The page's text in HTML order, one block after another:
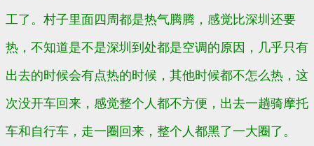
工了。村子里面四周都是热气腾腾，感觉比深圳还要
热，不知道是不是深圳到处都是空调的原因，几乎只有
出去的时候会有点热的时候，其他时候都不怎么热，这
次没开车回来，感觉整个人都不方便，出去一趟骑摩托
车和自行车，走一圈回来，整个人都黑了一大圈了。